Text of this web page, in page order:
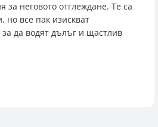
за неговото отглеждане. Те са
все пак изискват
да водят дълъг и щастлив